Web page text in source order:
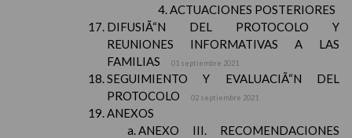
ACTUACIONES POSTERIORES
DIFUSIÃ“N DEL PROTOCOLO Y
REUNIONES INFORMATIVAS A LAS
FAMILIAS
01 septiembre 2021
SEGUIMIENTO Y EVALUACIÃ“N DEL
PROTOCOLO
02 septiembre 2021
ANEXOS
ANEXO III. RECOMENDACIONES